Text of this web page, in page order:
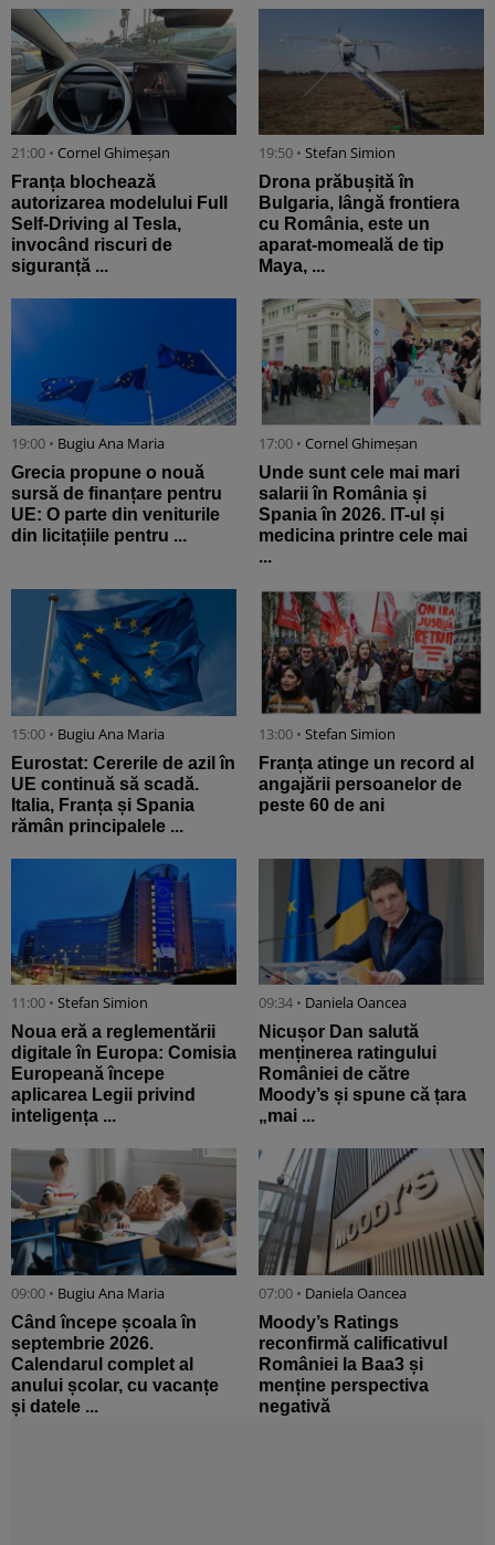
21:00 • Cornel Ghimeșan
Franța blochează
autorizarea modelului Full
Self-Driving al Tesla,
invocând riscuri de
siguranță ...
19:50 • Stefan Simion
Drona prăbușită în
Bulgaria, lângă frontiera
cu România, este un
aparat-momeală de tip
Maya, ...
19:00 • Bugiu ⁠Ana Maria
Grecia propune o nouă
sursă de finanțare pentru
UE: O parte din veniturile
din licitațiile pentru ...
17:00 • Cornel Ghimeșan
Unde sunt cele mai mari
salarii în România și
Spania în 2026. IT-ul și
medicina printre cele mai
...
15:00 • Bugiu ⁠Ana Maria
Eurostat: Cererile de azil în
UE continuă să scadă.
Italia, Franța și Spania
rămân principalele ...
13:00 • Stefan Simion
Franța atinge un record al
angajării persoanelor de
peste 60 de ani
11:00 • Stefan Simion
Noua eră a reglementării
digitale în Europa: Comisia
Europeană începe
aplicarea Legii privind
inteligența ...
09:34 • Daniela Oancea
Nicușor Dan salută
menținerea ratingului
României de către
Moody’s și spune că țara
„mai ...
09:00 • Bugiu ⁠Ana Maria
Când începe școala în
septembrie 2026.
Calendarul complet al
anului școlar, cu vacanțe
și datele ...
07:00 • Daniela Oancea
Moody’s Ratings
reconfirmă calificativul
României la Baa3 și
menține perspectiva
negativă